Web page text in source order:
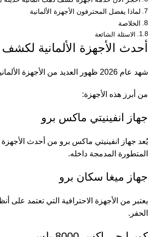
لماذا يفضل المحترفون الأجهزة الألمانية
الخلاصة
الاسئلة الشائعة
أحدث الأجهزة الألمانية
شهد عام 2026 ظهور العديد من الأجهزة الألمانية الحديثة التي تستهدف مختلف فئات المستخدمين، من المبتدئين وحتى الخبراء والمحترفين.
من أبرز هذه الأجهزة:
جهاز انفينيتي ماكس برو
يُعد جهاز انفينيتي ماكس برو من أحدث
المتطورة المدمجة داخله.
جهاز ميغا سكان برو
يعتبر من الأجهزة الاحترافية التي تعتمد
الحفر.